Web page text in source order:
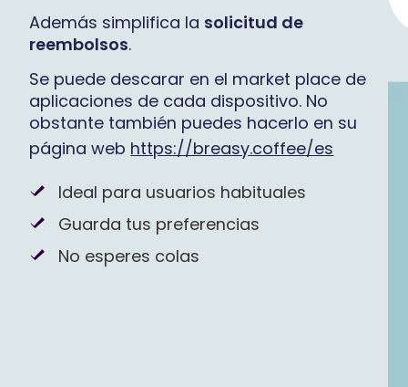
Además simplifica la solicitud de
reembolsos.
Se puede descarar en el market place de
aplicaciones de cada dispositivo. No
obstante también puedes hacerlo en su
página web https://breasy.coffee/es
Ideal para usuarios habituales
Guarda tus preferencias
No esperes colas